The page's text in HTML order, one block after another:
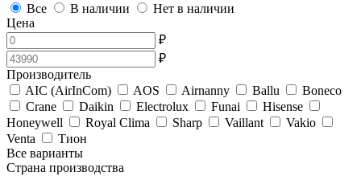
Все
В наличии
Нет в наличии
Цена
₽
₽
Производитель
AIC (AirInCom)
AOS Airnanny Ballu
Boneco
Crane
Daikin Electrolux Funai
Hisense
Honeywell
Royal Clima Sharp Vaillant
Vakio
Venta
Тион
Все варианты
Страна производства